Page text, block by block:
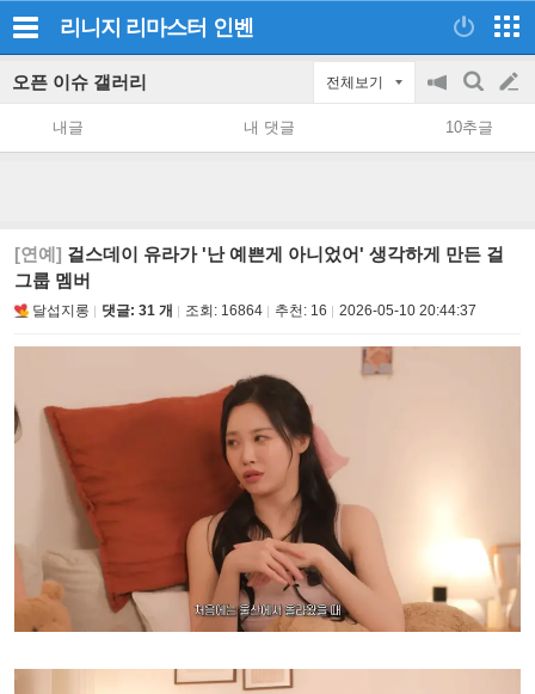
리니지 리마스터 인벤
오픈 이슈 갤러리 전체보기
공
지
on/off
검
색
글
쓰
내글 내 댓글 10추글
[연예] 걸스데이 유라가 '난 예쁜게 아니었어' 생각하게 만든 걸
그룹 멤버
달섭지롱 댓글: 31 개 조회: 16864 추천: 16 2026-05-10 20:44:37